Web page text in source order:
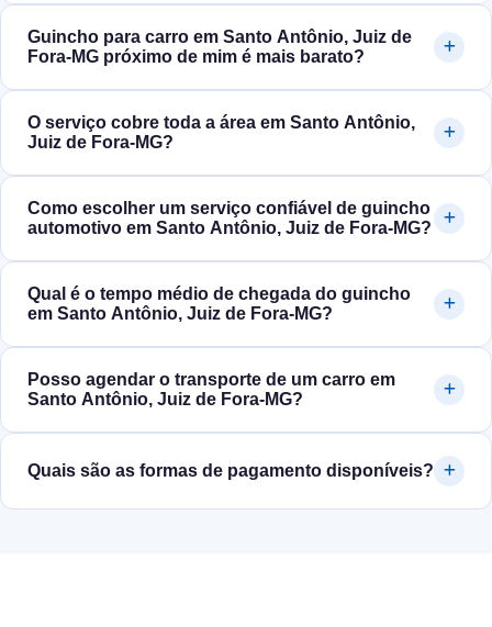
Guincho para carro em Santo Antônio, Juiz de
Fora‑MG próximo de mim é mais barato?
O serviço cobre toda a área em Santo Antônio,
Juiz de Fora‑MG?
Como escolher um serviço confiável de guincho
automotivo em Santo Antônio, Juiz de Fora‑MG?
Qual é o tempo médio de chegada do guincho
em Santo Antônio, Juiz de Fora‑MG?
Posso agendar o transporte de um carro em
Santo Antônio, Juiz de Fora‑MG?
Quais são as formas de pagamento disponíveis?